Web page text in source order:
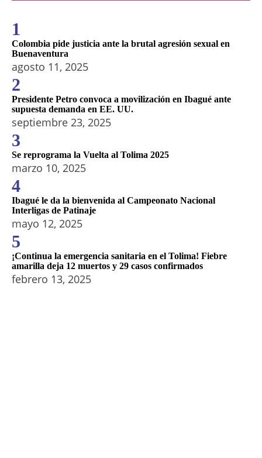
1
Colombia pide justicia ante la brutal agresión sexual en
Buenaventura
agosto 11, 2025
2
Presidente Petro convoca a movilización en Ibagué ante
supuesta demanda en EE. UU.
septiembre 23, 2025
3
Se reprograma la Vuelta al Tolima 2025
marzo 10, 2025
4
Ibagué le da la bienvenida al Campeonato Nacional
Interligas de Patinaje
mayo 12, 2025
5
¡Continua la emergencia sanitaria en el Tolima! Fiebre
amarilla deja 12 muertos y 29 casos confirmados
febrero 13, 2025